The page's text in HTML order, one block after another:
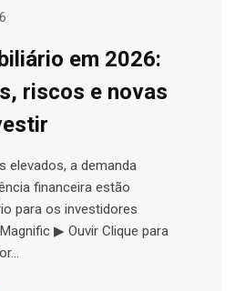
em 2026:
riscos e novas
elevados, a demanda
financeira estão
para os investidores
▶ Ouvir Clique para